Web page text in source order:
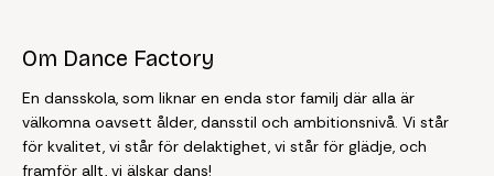
Om Dance Factory
En dansskola, som liknar en enda stor familj där alla är
välkomna oavsett ålder, dansstil och ambitionsnivå. Vi står
för kvalitet, vi står för delaktighet, vi står för glädje, och
framför allt, vi älskar dans!